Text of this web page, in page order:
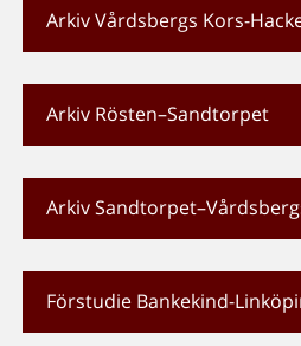
Arkiv Vårdsbergs Kors-
Arkiv Rösten–Sandtorpet
Arkiv
Förstudie Bankekind-